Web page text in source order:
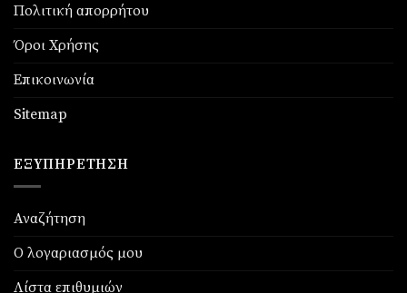
Πολιτική απορρήτου
Όροι Χρήσης
Επικοινωνία
Sitemap
ΕΞΥΠΗΡΈΤΗΣΗ
Αναζήτηση
Ο λογαριασμός μου
Λίστα επιθυμιών